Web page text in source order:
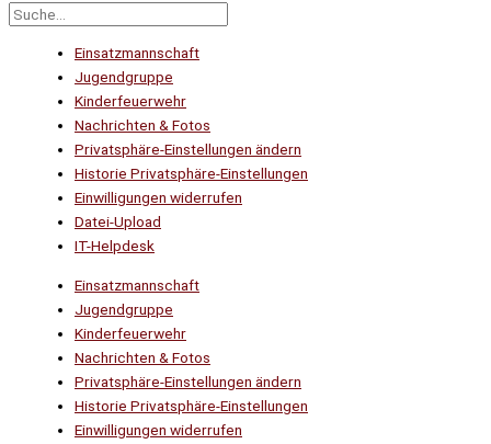
Einsatzmannschaft
Jugendgruppe
Kinderfeuerwehr
Nachrichten & Fotos
Privatsphäre-Einstellungen ändern
Historie Privatsphäre-Einstellungen
Einwilligungen widerrufen
Datei-Upload
IT-Helpdesk
Einsatzmannschaft
Jugendgruppe
Kinderfeuerwehr
Nachrichten & Fotos
Privatsphäre-Einstellungen ändern
Historie Privatsphäre-Einstellungen
Einwilligungen widerrufen